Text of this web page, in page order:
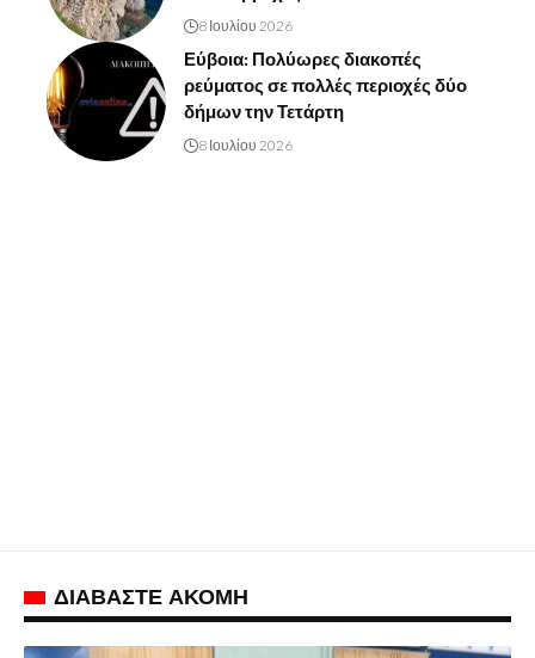
8 Ιουλίου 2026
Εύβοια: Πολύωρες διακοπές
ρεύματος σε πολλές περιοχές δύο
δήμων την Τετάρτη
8 Ιουλίου 2026
ΔΙΑΒΑΣΤΕ ΑΚΟΜΗ